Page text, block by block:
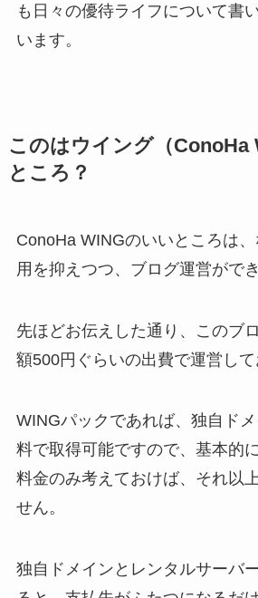
も日々の優待ライフについて書
います。
このはウイング（ConoHa
ところ？
ConoHa WINGのいいところは
用を抑えつつ、ブログ運営がで
先ほどお伝えした通り、このブ
額500円ぐらいの出費で運営して
WINGパックであれば、独自ド
料で取得可能ですので、基本的
料金のみ考えておけば、それ以
せん。
独自ドメインとレンタルサーバ